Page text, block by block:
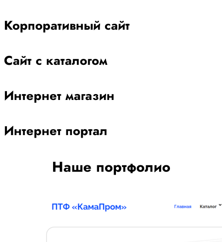
Корпоративный сайт
Сайт с каталогом
Интернет магазин
Интернет портал
Наше портфолио